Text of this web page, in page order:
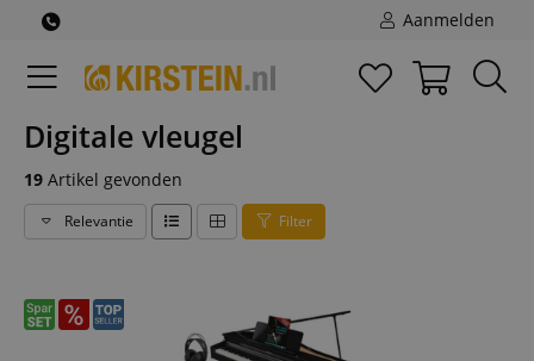
Aanmelden
Digitale vleugel
19 Artikel gevonden
Relevantie Filter